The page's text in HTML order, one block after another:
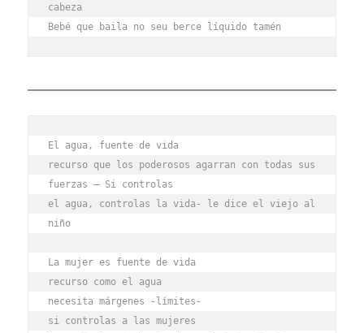
cabeza
Bebé que baila no seu berce líquido tamén
El agua, fuente de vida
recurso que los poderosos agarran con todas sus
fuerzas – Si controlas
el agua, controlas la vida- le dice el viejo al
niño
La mujer es fuente de vida
recurso como el agua
necesita márgenes -límites-
si controlas a las mujeres